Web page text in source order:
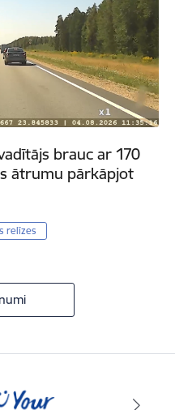
brauc ar 170
ātrumu pārkāpjot
relīzes